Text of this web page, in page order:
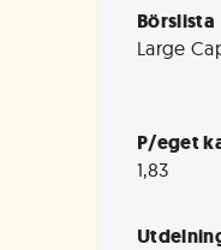
Börslista
Large
P/eget
1,83